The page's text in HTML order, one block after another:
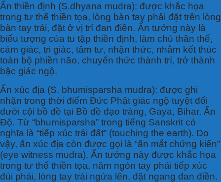
Ấn thiền định (S.dhyana mudra): được khắc họa
trong tư thế thiền tọa, lòng bàn tay phải đặt trên lòng
bàn tay trái, đặt ở vị trí đan điền. Ấn tướng này là
biểu tượng của tu tập thiền định, làm chủ thân thể,
cảm giác, tri giác, tâm tư, nhận thức, nhằm kết thúc
toàn bộ phiền não, chuyển thức thành trí, trở thành
bậc giác ngộ.
Ấn xúc địa (S. bhumisparsha mudra): được ghi
nhận trong thời điểm Đức Phật giác ngộ tuyệt đối
dưới cội bồ đề tại Bồ đề đạo tràng, Gaya, Bihar, Ấn
Độ. Từ “bhumisparsha” trong tiếng Sanskrit có
nghĩa là “tiếp xúc trái đất” (touching the earth). Do
vậy, ấn xúc địa còn được gọi là “ấn mắt chứng kiến”
(eye witness mudra). Ấn tướng này được khắc họa
trong tư thế thiền tọa, năm ngón tay phải tiếp xúc
đùi phải, lòng tay trái ngửa lên, đặt ngang đan điền.